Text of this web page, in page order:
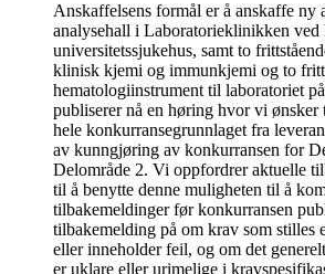
Anskaffelsens formål er å anskaffe ny
analysehall i Laboratorieklinikken ved
universitetssjukehus, samt to
klinisk kjemi og immunkjemi og to
hematologiinstrument til laboratoriet
publiserer nå en høring hvor vi ønsker
hele konkurransegrunnlaget fra
av kunngjøring av konkurransen for
Delområde 2. Vi oppfordrer aktuelle
til å benytte denne muligheten til å
tilbakemeldinger før konkurransen
tilbakemelding på om krav som stilles
eller inneholder feil, og om det
er uklare eller urimelige i